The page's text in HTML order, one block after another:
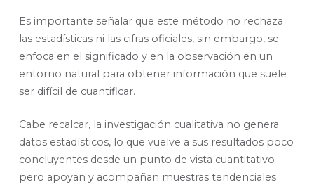
Es importante señalar que este método no rechaza
las estadísticas ni las cifras oficiales, sin embargo, se
enfoca en el significado y en la observación en un
entorno natural para obtener información que suele
ser difícil de cuantificar.
Cabe recalcar, la investigación cualitativa no genera
datos estadísticos, lo que vuelve a sus resultados poco
concluyentes desde un punto de vista cuantitativo
pero apoyan y acompañan muestras tendenciales